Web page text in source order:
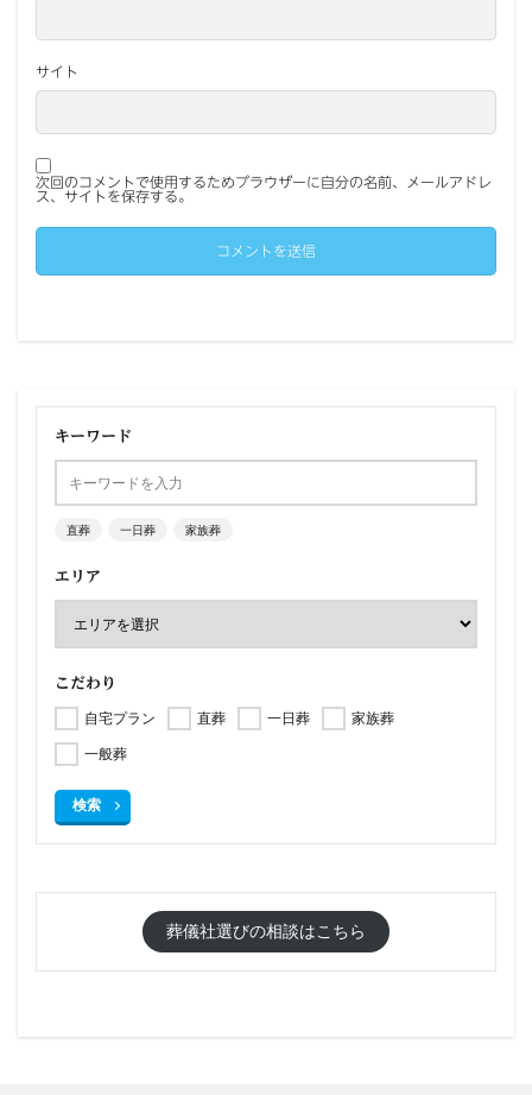
サイト
次回のコメントで使用するためブラウザーに自分の名前、メールアドレ
ス、サイトを保存する。
キーワード
直葬 一日葬 家族葬
エリア
こだわり
自宅プラン 直葬 一日葬
家族葬
一般葬
検索
葬儀社選びの相談はこちら